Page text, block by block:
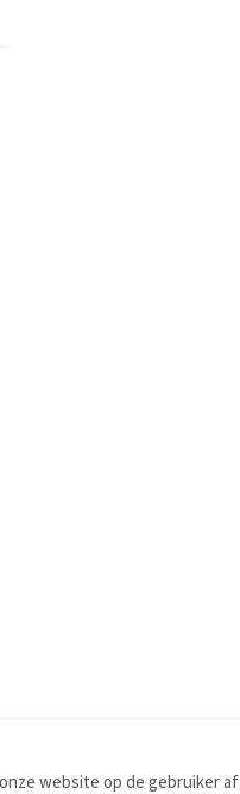
website op de gebruiker af